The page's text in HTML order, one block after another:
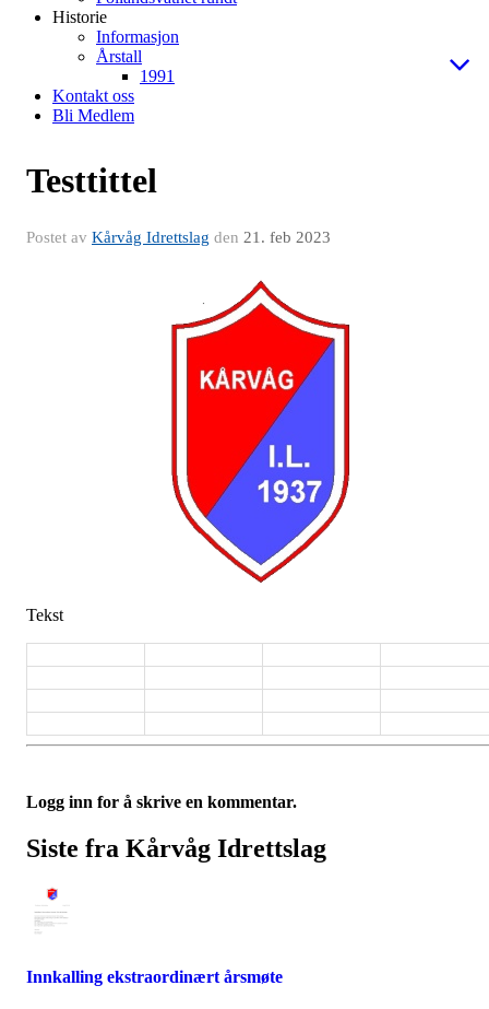
Historie
Informasjon
Årstall
1991
Kontakt oss
Bli Medlem
Testtittel
Postet av Kårvåg Idrettslag den 21. feb 2023
Tekst
Logg inn for å skrive en kommentar.
Siste fra Kårvåg Idrettslag
Innkalling ekstraordinært årsmøte